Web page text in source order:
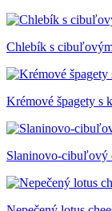
Chlebík s
Krémové špagety s
Slaninovo-cibuľový